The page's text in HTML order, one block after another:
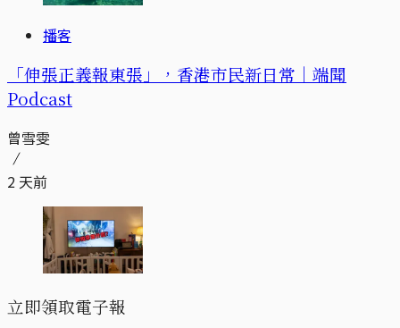
播客
「伸張正義報東張」，香港市民新日常｜端聞
Podcast
曾雪雯
2 天前
立即領取電子報